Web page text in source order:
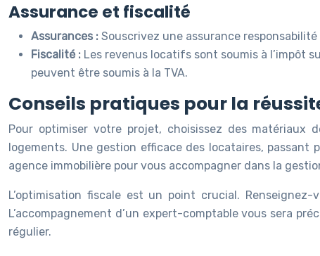
Assurance et fiscalité
Assurances : Souscrivez une assurance
Fiscalité : Les revenus locatifs sont soumis à l’impôt
peuvent être soumis à la TVA.
Conseils pratiques pour la
Pour optimiser votre projet, choisissez des matériaux
logements. Une gestion efficace des locataires,
agence immobilière pour vous accompagner dans la
L’optimisation fiscale est un point crucial.
L’accompagnement d’un expert-comptable vous sera
régulier.